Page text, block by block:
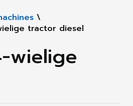
\
tractor diesel
wielige